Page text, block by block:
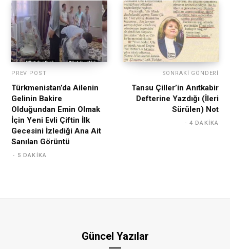
PREV POST
Türkmenistan’da Ailenin
Gelinin Bakire
Olduğundan Emin Olmak
İçin Yeni Evli Çiftin İlk
Gecesini İzlediği Ana Ait
Sanılan Görüntü
5 DAKIKA
SONRAKI GÖNDERI
Tansu Çiller’in Anıtkabir
Defterine Yazdığı (İleri
Sürülen) Not
4 DAKIKA
Güncel Yazılar